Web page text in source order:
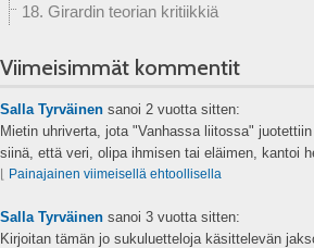
18. Girardin teorian kritiikkiä
Viimeisimmät kommentit
Salla Tyrväinen sanoi 2 vuotta sitten:
Mietin uhriverta, jota "Vanhassa liitossa"
siinä, että veri, olipa ihmisen tai eläimen, kantoi
⌊ Painajainen viimeisellä ehtoollisella
Salla Tyrväinen sanoi 3 vuotta sitten:
Kirjoitan tämän jo sukuluetteloja käsittelevän